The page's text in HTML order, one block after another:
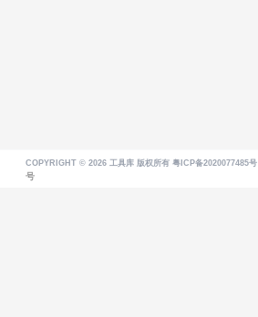
COPYRIGHT © 2026 工具库 版权所有 粤ICP备2020077485号
号